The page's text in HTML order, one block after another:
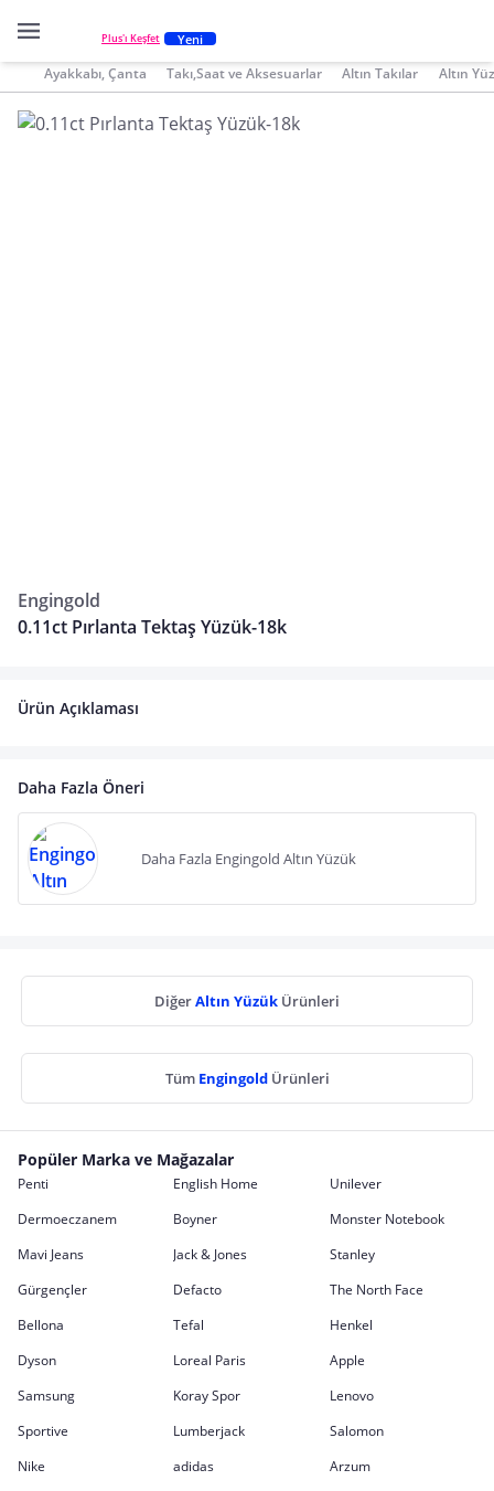
Plus'ı Keşfet Yeni
Ayakkabı, Çanta Takı,Saat ve Aksesuarlar Altın Takılar Altın
Engingold
0.11ct Pırlanta Tektaş Yüzük-18k
Ürün Açıklaması
Daha Fazla Öneri
Daha Fazla Engingold Altın Yüzük
DiğerAltın Yüzük Ürünleri
Tüm Engingold Ürünleri
Popüler Marka ve Mağazalar
Penti English Home
Unilever
Dermoeczanem
Boyner
Monster Notebook
Mavi Jeans
Jack & Jones
Stanley
Gürgençler
Defacto
The North Face
Bellona
Tefal
Henkel
Dyson
Loreal Paris
Apple
Samsung
Koray Spor
Lenovo
Sportive
Lumberjack
Salomon
Nike
adidas
Arzum